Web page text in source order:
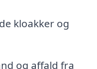
kloakker og
og affald fra